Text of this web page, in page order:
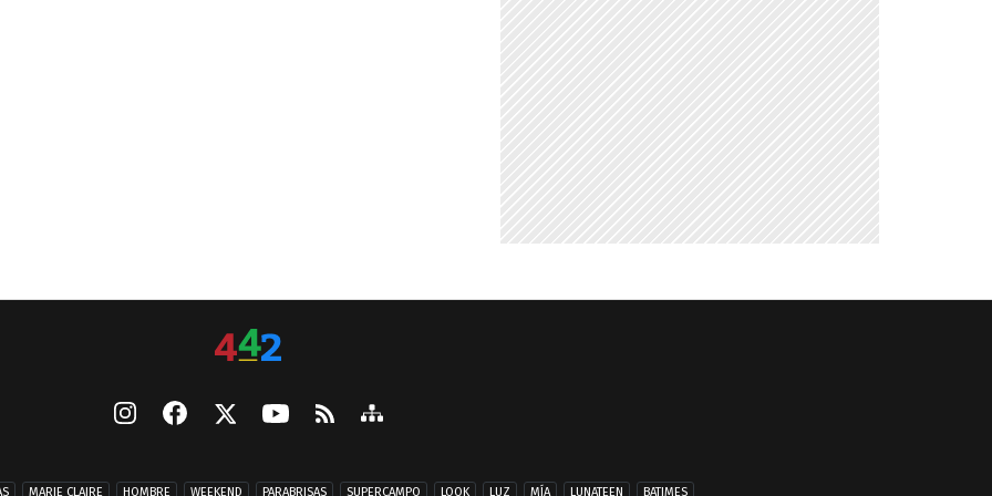
MARIE CLAIRE HOMBRE WEEKEND PARABRISAS SUPERCAMPO LOOK LUZ MÍA LUNATEEN BATIMES